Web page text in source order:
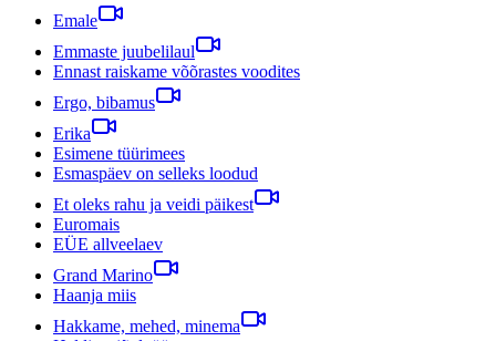
Emale
Emmaste juubelilaul
Ennast raiskame võõrastes voodites
Ergo, bibamus
Erika
Esimene tüürimees
Esmaspäev on selleks loodud
Et oleks rahu ja veidi päikest
Euromais
EÜE allveelaev
Grand Marino
Haanja miis
Hakkame, mehed, minema